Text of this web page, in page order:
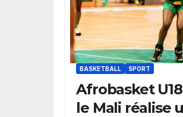
BASKETBALL SPORT
Afrobasket
le Mali réalise